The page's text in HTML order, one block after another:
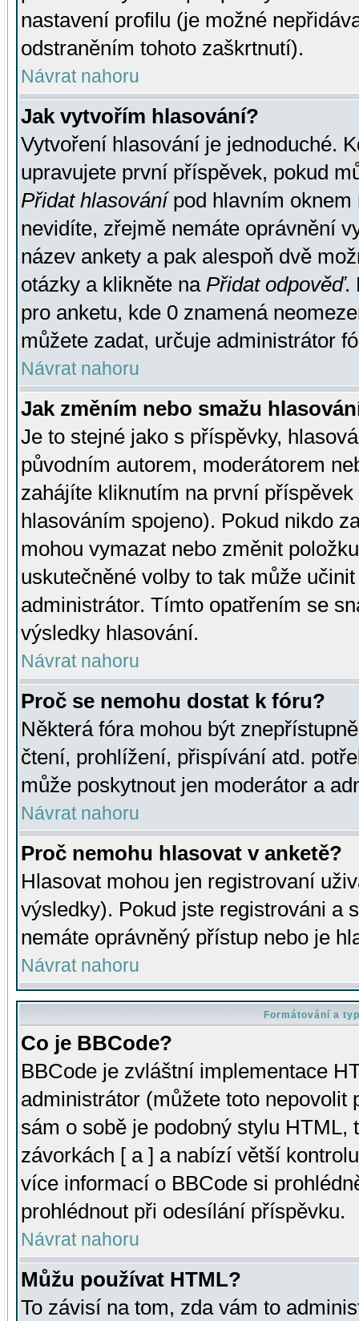
nastavení profilu (je možné
odstraněním tohoto zaškrtnutí).
Návrat nahoru
Jak vytvořím hlasování?
Vytvoření hlasování je jednoduché.
upravujete první příspěvek, pokud
Přidat hlasovánípod hlavním oknem
nevidíte, zřejmě nemáte oprávnění
název ankety a pak alespoň dvě
otázky a klikněte na Přidat odpověď.
pro anketu, kde 0 znamená
můžete zadat, určuje administrátor
Návrat nahoru
Jak změním nebo smažu
Je to stejné jako s příspěvky,
původním autorem, moderátorem
zahájíte kliknutím na první
hlasováním spojeno). Pokud nikdo
mohou vymazat nebo změnit
uskutečněné volby to tak může
administrátor. Tímto opatřením se
výsledky hlasování.
Návrat nahoru
Proč se nemohu dostat k fóru?
Některá fóra mohou být
čtení, prohlížení, přispívání atd.
může poskytnout jen moderátor a
Návrat nahoru
Proč nemohu hlasovat v anketě?
Hlasovat mohou jen registrovaní
výsledky). Pokud jste registrováni a
nemáte oprávněný přístup nebo je
Návrat nahoru
Formátování a
Co je BBCode?
BBCode je zvláštní implementace
administrátor (můžete toto
sám o sobě je podobný stylu HTML,
závorkách [ a ] a nabízí větší
více informací o BBCode si
prohlédnout při odesílání příspěvku.
Návrat nahoru
Můžu používat HTML?
To závisí na tom, zda vám to